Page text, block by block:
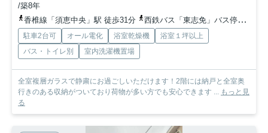
/築8年
香椎線「須恵中央」駅 徒歩31分
西鉄バス「東志免」バス停下車 徒歩10分
駐車2台可 オール電化 浴室乾燥機
浴室１坪以上
バス・トイレ別
室内洗濯機置場
全室複層ガラスで静粛にお過ごしいただけます！2階には納戸と全室奥
行きのある収納がついており荷物が多い方でも安心できます ... もっと見
る